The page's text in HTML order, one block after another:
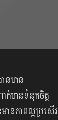
នមាន
មានទំនុកចិត្ត
នភាពល្អប្រសើរ